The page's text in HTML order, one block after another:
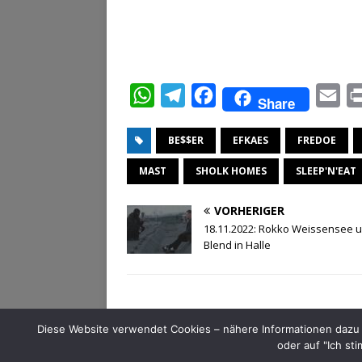
W
t
A
l
r
a
e
o
o
Share
i
BE$$ER EFKAES FREDOE
MAST SHOLK HOMES SLEEP'N'EAT
VORHERIGER
18.11.2022: Rokko Weissensee
Blend in Halle
SALTY SOUNDZ - HipHop-Events in Halle (Saale)
Diese Website verwendet Cookies – nähere Informationen
oder auf "Ich